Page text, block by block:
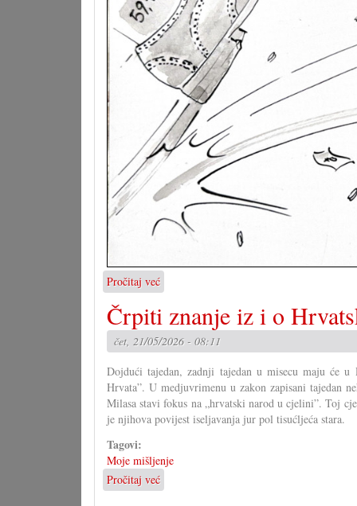
Pročitaj već
Karikatura,
22.5.2026.
Črpiti znanje iz i o
čet, 21/05/2026 - 08:11
Dojdući tajedan, zadnji tajedan u misecu maju će
Hrvata”. U medjuvrimenu u zakon zapisani tajedan
Milasa stavi fokus na „hrvatski narod u cjelini”. Toj
je njihova povijest iseljavanja jur pol tisućljeća stara.
Tagovi:
Moje mišljenje
Pročitaj već
Črpiti